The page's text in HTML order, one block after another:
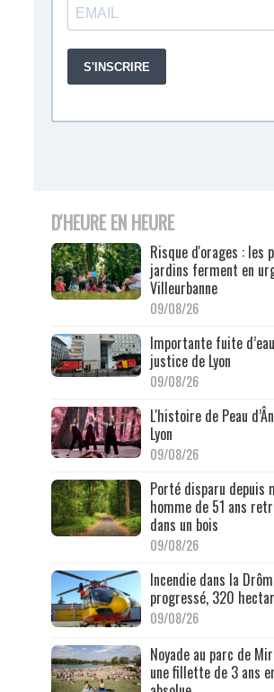
D'HEURE EN HEURE
Risque d'orages : les
jardins ferment en
Villeurbanne
09/08/26
Importante fuite
justice de Lyon
09/08/26
L'histoire de Peau
Lyon
09/08/26
Porté disparu depuis
homme de 51 ans
dans un bois
09/08/26
Incendie dans la
progressé, 320
09/08/26
Noyade au parc de
une fillette de 3 ans